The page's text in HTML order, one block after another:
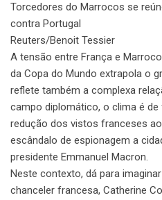
Torcedores do Marrocos se
contra Portugal
Reuters/Benoit Tessier
A tensão entre França e
da Copa do Mundo extrapola o
reflete também a complexa
campo diplomático, o clima é
redução dos vistos franceses
escândalo de espionagem a
presidente Emmanuel Macron.
Neste contexto, dá para
chanceler francesa, Catherine